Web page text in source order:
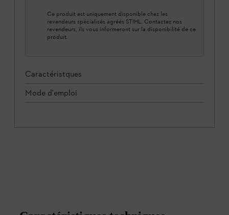
Ce produit est uniquement disponible chez les
revendeurs spécialisés agréés STIHL. Contactez nos
revendeurs, ils vous informeront sur la disponibilité de ce
produit.
Caractéristques
Mode d'emploi